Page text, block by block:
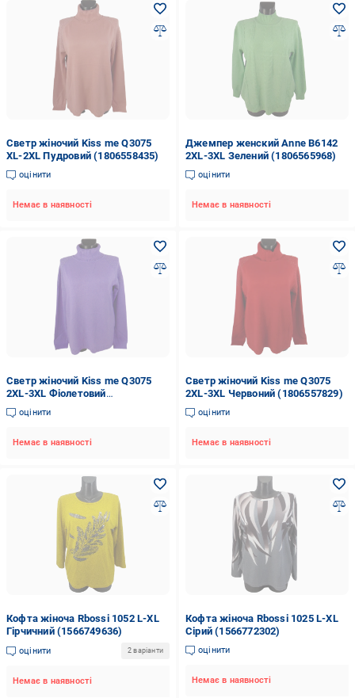
Светр жіночий Kiss me Q3075
XL-2XL Пудровий (1806558435)
оцінити
Немає в наявності
Джемпер женский Anne В6142
2XL-3XL Зелений (1806565968)
оцінити
Немає в наявності
Светр жіночий Kiss me Q3075
2XL-3XL Фіолетовий
(1806556414)
оцінити
Немає в наявності
Светр жіночий Kiss me Q3075
2XL-3XL Червоний (1806557829)
оцінити
Немає в наявності
Кофта жіноча Rbossi 1052 L-XL
Гірчичний (1566749636)
оцінити 2 варіанти
Немає в наявності
Кофта жіноча Rbossi 1025 L-XL
Сірий (1566772302)
оцінити
Немає в наявності